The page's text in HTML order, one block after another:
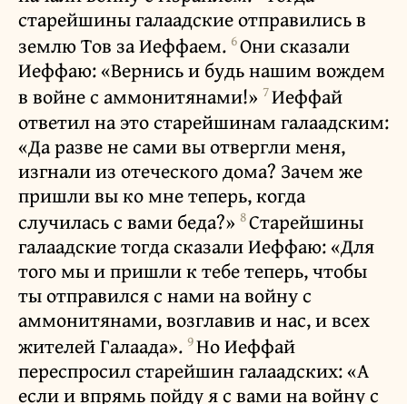
старейшины галаадские отправились в
землю Тов за Иеффаем. 6Они сказали
Иеффаю: «Вернись и будь нашим вождем
в войне с аммонитянами!» 7Иеффай
ответил на это старейшинам галаадским:
«Да разве не сами вы отвергли меня,
изгнали из отеческого дома? Зачем же
пришли вы ко мне теперь, когда
случилась с вами беда?» 8Старейшины
галаадские тогда сказали Иеффаю: «Для
того мы и пришли к тебе теперь, чтобы
ты отправился с нами на войну с
аммонитянами, возглавив и нас, и всех
жителей Галаада». 9Но Иеффай
переспросил старейшин галаадских: «А
если и впрямь пойду я с вами на войну с